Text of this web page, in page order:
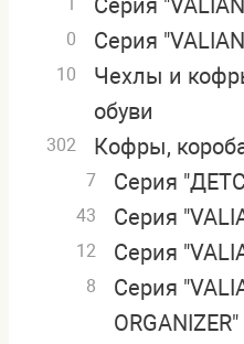
Серия
0 Серия
10
Чехлы и
обуви
302 Кофры,
7 Серия
43 Серия
12 Серия
8
Серия
ORGANIZER"